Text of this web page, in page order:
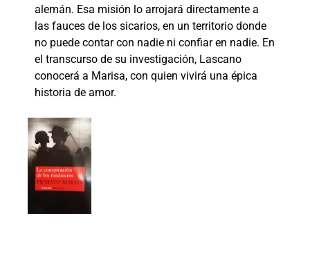
alemán. Esa misión lo arrojará directamente a
las fauces de los sicarios, en un territorio donde
no puede contar con nadie ni confiar en nadie. En
el transcurso de su investigación, Lascano
conocerá a Marisa, con quien vivirá una épica
historia de amor.